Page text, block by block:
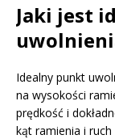
Jaki jest
Idealny punkt
na wysokości
prędkość i
kąt ramienia i